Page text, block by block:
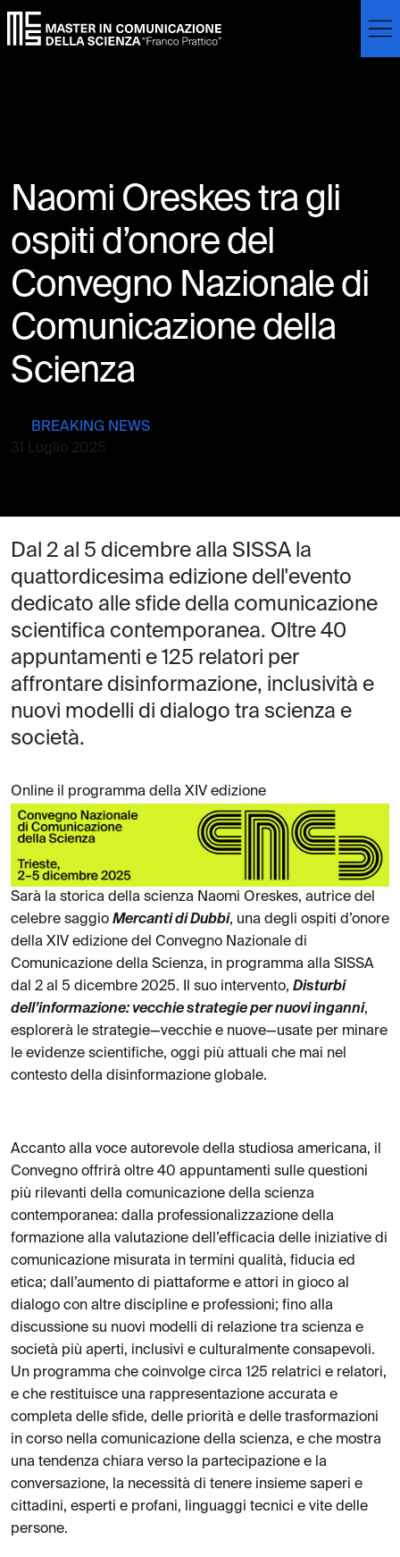
Naomi Oreskes tra gli
ospiti d’onore del
Convegno Nazionale di
Comunicazione della
Scienza
BREAKING NEWS
31 Luglio 2025
Dal 2 al 5 dicembre alla SISSA la
quattordicesima edizione dell'evento
dedicato alle sfide della comunicazione
scientifica contemporanea. Oltre 40
appuntamenti e 125 relatori per
affrontare disinformazione, inclusività e
nuovi modelli di dialogo tra scienza e
società.
Online il programma della XIV edizione
Sarà la storica della scienza Naomi Oreskes, autrice del
celebre saggio Mercanti di Dubbi, una degli ospiti d’onore
della XIV edizione del Convegno Nazionale di
Comunicazione della Scienza, in programma alla SISSA
dal 2 al 5 dicembre 2025. Il suo intervento, Disturbi
dell’informazione: vecchie strategie per nuovi inganni,
esplorerà le strategie—vecchie e nuove—usate per minare
le evidenze scientifiche, oggi più attuali che mai nel
contesto della disinformazione globale.
Accanto alla voce autorevole della studiosa americana, il
Convegno offrirà oltre 40 appuntamenti sulle questioni
più rilevanti della comunicazione della scienza
contemporanea: dalla professionalizzazione della
formazione alla valutazione dell’efficacia delle iniziative di
comunicazione misurata in termini qualità, fiducia ed
etica; dall’aumento di piattaforme e attori in gioco al
dialogo con altre discipline e professioni; fino alla
discussione su nuovi modelli di relazione tra scienza e
società più aperti, inclusivi e culturalmente consapevoli.
Un programma che coinvolge circa 125 relatrici e relatori,
e che restituisce una rappresentazione accurata e
completa delle sfide, delle priorità e delle trasformazioni
in corso nella comunicazione della scienza, e che mostra
una tendenza chiara verso la partecipazione e la
conversazione, la necessità di tenere insieme saperi e
cittadini, esperti e profani, linguaggi tecnici e vite delle
persone.